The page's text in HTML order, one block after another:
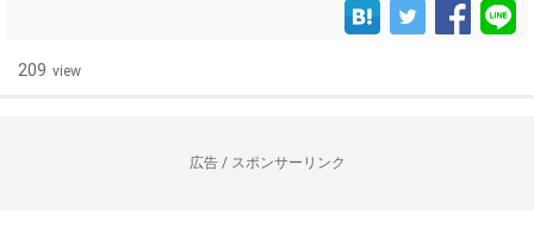
209 view
広告 / スポンサーリンク